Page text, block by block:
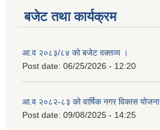
बजेट तथा कार्यक्रम
आ.व २०८३/८४ को बजेट वक्तव्य ।
Post date: 06/25/2026 - 12:20
आ.व २०८२-८३ को वार्षिक नगर विकास योजना
Post date: 09/08/2025 - 14:25